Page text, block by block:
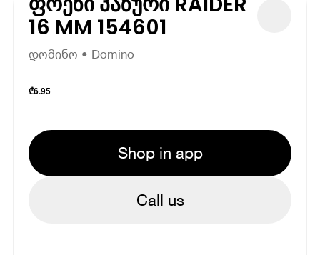
16 MM 154601
დომინო • Domino
₾6.95
Shop in app
Call us